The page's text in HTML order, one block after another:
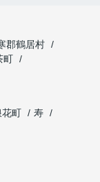
郡鶴居村
町
花町
寿